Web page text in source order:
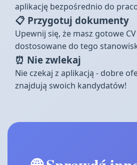
aplikację bezpośrednio do
📋 Przygotuj dokumenty
Upewnij się, że masz gotowe
dostosowane do tego
⏰ Nie zwlekaj
Nie czekaj z aplikacją - dobre
znajdują swoich kandydatów!